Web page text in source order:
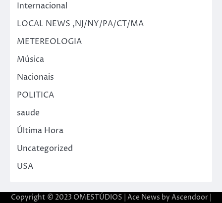
Internacional
LOCAL NEWS ,NJ/NY/PA/CT/MA
METEREOLOGIA
Música
Nacionais
POLITICA
saude
Última Hora
Uncategorized
USA
Copyright © 2023 OMESTÚDIOS | Ace News by Ascendoor|